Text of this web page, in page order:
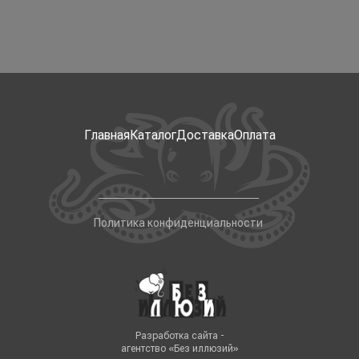
ГлавнаяКаталогДоставкаОплата
Политика конфиденциальности
Разработка сайта -
агентство «Без иллюзий»